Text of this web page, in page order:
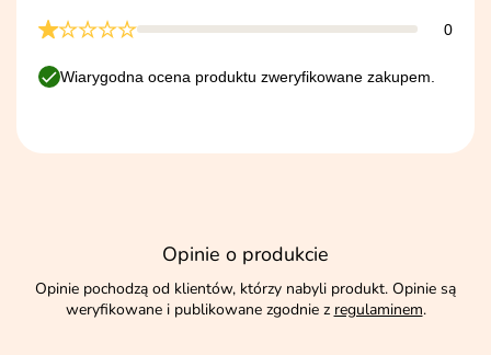
0
Wiarygodna ocena produktu zweryfikowane zakupem.
Opinie o produkcie
Opinie pochodzą od klientów, którzy nabyli produkt. Opinie są
weryfikowane i publikowane zgodnie z regulaminem.